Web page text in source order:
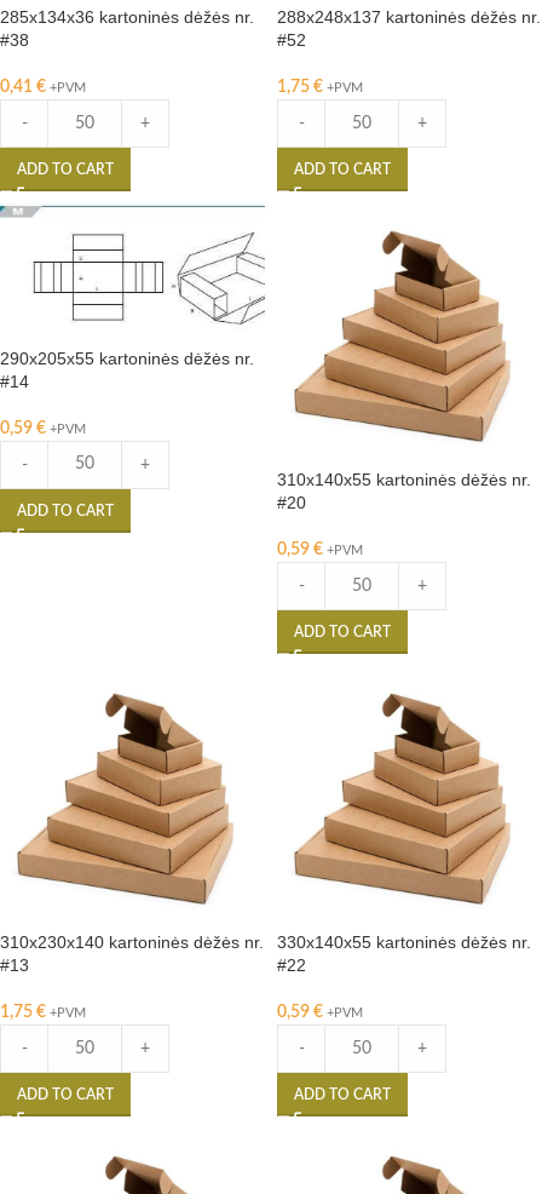
285x134x36 kartoninės dėžės nr.
#38
0,41 € +PVM
- +
ADD TO CART
288x248x137 kartoninės dėžės nr.
#52
1,75 € +PVM
- +
ADD TO CART
290x205x55 kartoninės dėžės nr.
#14
0,59 € +PVM
- +
ADD TO CART
310x140x55 kartoninės dėžės nr.
#20
0,59 € +PVM
- +
ADD TO CART
310x230x140 kartoninės dėžės nr.
#13
1,75 € +PVM
- +
ADD TO CART
330x140x55 kartoninės dėžės nr.
#22
0,59 € +PVM
- +
ADD TO CART